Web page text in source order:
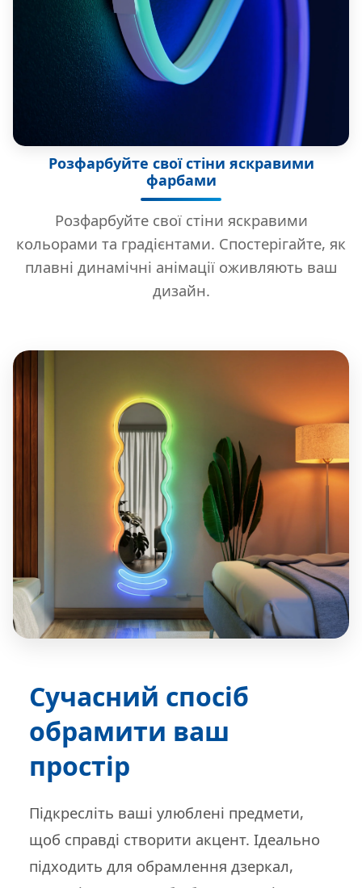
Розфарбуйте свої стіни яскравими
фарбами
Розфарбуйте свої стіни яскравими
кольорами та градієнтами. Спостерігайте, як
плавні динамічні анімації оживляють ваш
дизайн.
Сучасний спосіб
обрамити ваш
простір
Підкресліть ваші улюблені предмети,
щоб справді створити акцент. Ідеально
підходить для обрамлення дзеркал,